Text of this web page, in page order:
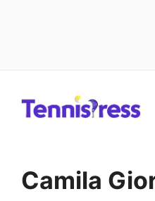
Camila